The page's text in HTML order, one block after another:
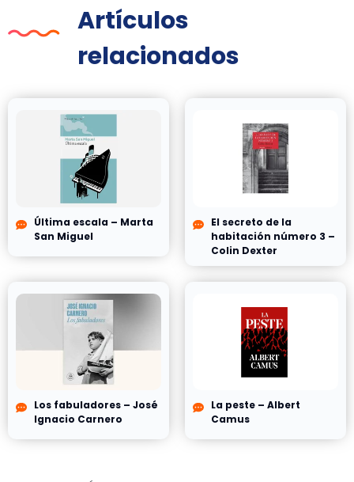
Artículos
relacionados
Última escala – Marta
San Miguel
El secreto de la
habitación número 3 –
Colin Dexter
Los fabuladores – José
Ignacio Carnero
La peste – Albert
Camus